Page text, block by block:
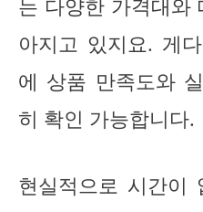
는 다양한 가격대와
아지고 있지요. 게
에 상품 만족도와
히 확인 가능합니다.
현실적으로 시간이